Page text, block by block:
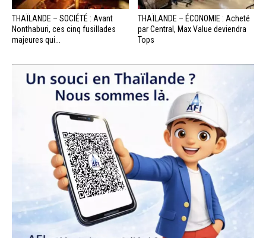
THAÏLANDE – SOCIÉTÉ : Avant
Nonthaburi, ces cinq fusillades
majeures qui...
THAÏLANDE – ÉCONOMIE : Acheté
par Central, Max Value deviendra
Tops